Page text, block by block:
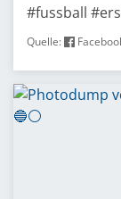
#fussball
Quelle: